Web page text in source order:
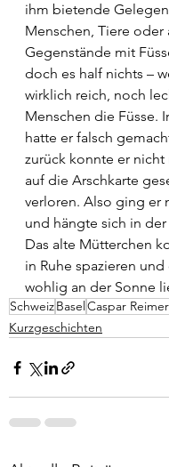
ihm bietende
Menschen, Tiere oder
Gegenstände mit
doch es half nichts –
wirklich reich, noch
Menschen die Füsse.
hatte er falsch
zurück konnte er nicht
auf die Arschkarte
verloren. Also ging er
und hängte sich in der
Das alte Mütterchen
in Ruhe spazieren und
wohlig an der Sonne
SchweizBaselCaspar Reimer
Kurzgeschichten